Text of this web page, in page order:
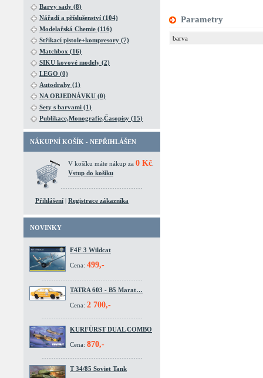
Barvy sady (8)
Nářadí a příslušenství (104)
Modelařská Chemie (116)
Stříkací pistole+kompresory (7)
Matchbox (16)
SIKU kovové modely (2)
LEGO (0)
Autodrahy (1)
NA OBJEDNÁVKU (0)
Sety s barvami (1)
Publikace,Monografie,Časopisy (15)
NÁKUPNÍ KOŠÍK - NEPŘIHLÁŠEN
V košíku máte nákup za 0 Kč
Vstup do košíku
Přihlášení | Registrace zákazníka
NOVINKY
F4F 3 Wildcat
Cena: 499,-
TATRA 603 - B5 Marat…
Cena: 2 700,-
KURFÜRST DUAL COMBO
Cena: 870,-
T 34/85 Soviet Tank
Parametry
barva